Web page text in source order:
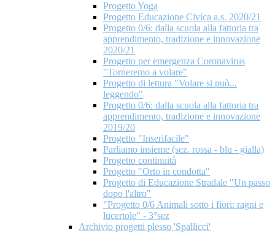
Progetto Yoga
Progetto Educazione Civica a.s. 2020/21
Progetto 0/6: dalla scuola alla fattoria tra
apprendimento, tradizione e innovazione
2020/21
Progetto per emergenza Coronavirus
"Torneremo a volare"
Progetto di lettura "Volare si può...
leggendo"
Progetto 0/6: dalla scuola alla fattoria tra
apprendimento, tradizione e innovazione
2019/20
Progetto "Inserifacile"
Parliamo insieme (sez. rossa - blu - gialla)
Progetto continuità
Progetto "Orto in condotta"
Progetto di Educazione Stradale "Un passo
dopo l'altro"
"Progetto 0/6 Animali sotto i fiori: ragni e
lucertole" - 3°sez
Archivio progetti plesso 'Spallicci'